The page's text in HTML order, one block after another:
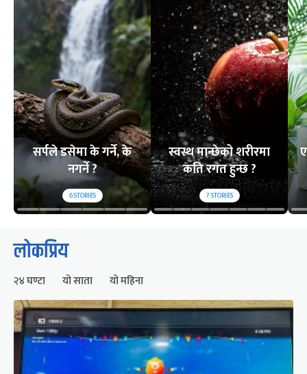
सर्पले डसेमा के गर्ने, के
नगर्ने ?
6STORIES
स्वस्थ मान्छेको शरीरमा
कति रगत हुन्छ ?
7STORIES
लोकप्रिय
२४ घण्टा यो साता यो महिना